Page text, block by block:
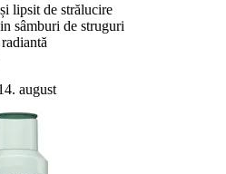
lipsit de strălucire
sâmburi de struguri
august